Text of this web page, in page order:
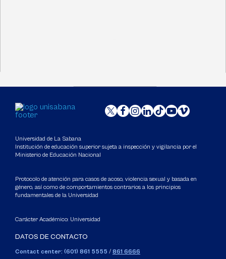
Universidad de La Sabana
Institución de educación superior sujeta a inspección y vigilancia por el
Ministerio de Educación Nacional
Protocolo de atención para casos de acoso, violencia sexual y basada en
género, así como de comportamientos contrarios a los principios
fundamentales de la Universidad
Carácter Académico: Universidad
DATOS DE CONTACTO
Contact center: (601) 861 5555 / 861 6666